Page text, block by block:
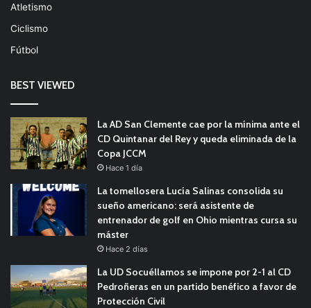
Atletismo
Ciclismo
Fútbol
BEST VIEWED
La AD San Clemente cae por la mínima ante el
CD Quintanar del Rey y queda eliminada de la
Copa JCCM
Hace 1 día
La tomellosera Lucía Salinas consolida su
sueño americano: será asistente de
entrenador de golf en Ohio mientras cursa su
máster
Hace 2 días
La UD Socuéllamos se impone por 2-1 al CD
Pedroñeras en un partido benéfico a favor de
Protección Civil